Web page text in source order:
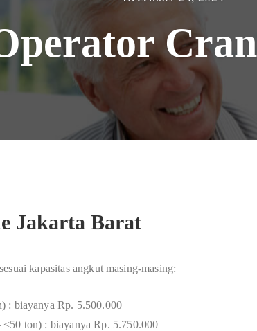
Jakarta Barat
kapasitas angkut masing-masing:
: biayanya Rp. 5.500.000
ton) : biayanya Rp. 5.750.000